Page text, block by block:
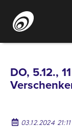
InhaltDO, 5.12.,
03.12.2024